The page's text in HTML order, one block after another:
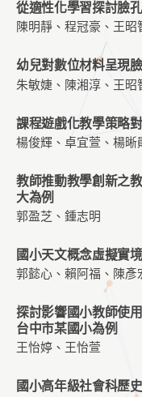
從適性化學習探討臉
陳明靜、程冠豪、王昭
幼兒對數位材料呈現
朱敏婕、陳湘淳、王昭
課程遊戲化教學策略
楊俊輝、卓宜萱、楊晰
教師推動教學創新之
大為例
郭盈芝、鍾志明
國小天文概念虛擬實
郭懿心、賴阿福、陳彥
探討影響國小教師使
台中市某國小為例
王怡婷、王怡萱
國小高年級社會科歷